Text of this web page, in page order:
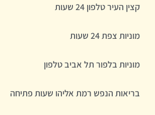
קצין העיר טלפון 24 שעות
מוניות צפת 24 שעות
מוניות בלפור תל אביב טלפון
בריאות הנפש רמת אליהו שעות פתיחה